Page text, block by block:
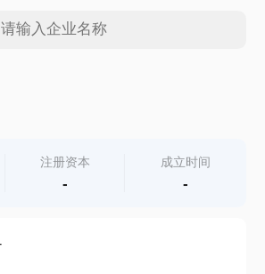
注册资本
-
成立时间
-